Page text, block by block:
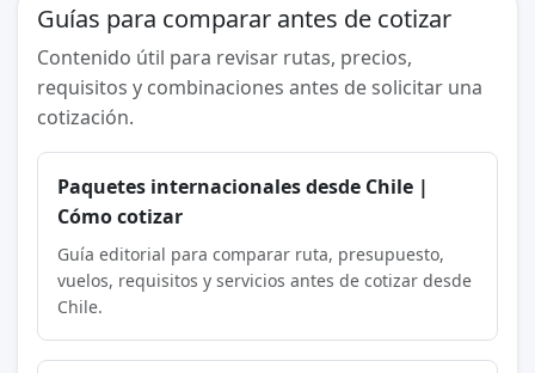
Guías para comparar antes de cotizar
Contenido útil para revisar rutas, precios,
requisitos y combinaciones antes de solicitar una
cotización.
Paquetes internacionales desde Chile |
Cómo cotizar
Guía editorial para comparar ruta, presupuesto,
vuelos, requisitos y servicios antes de cotizar desde
Chile.